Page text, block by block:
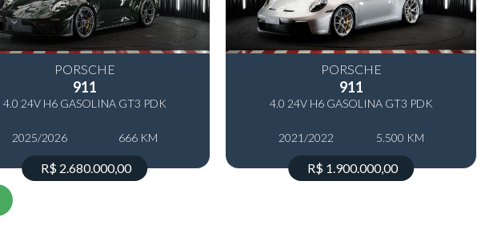
PORSCHE
911
4.0 24V H6 GASOLINA GT3 PDK
2025/2026 666 KM
R$ 2.680.000,00
PORSCHE
911
4.0 24V H6 GASOLINA GT3 PDK
2021/2022 5.500 KM
R$ 1.900.000,00